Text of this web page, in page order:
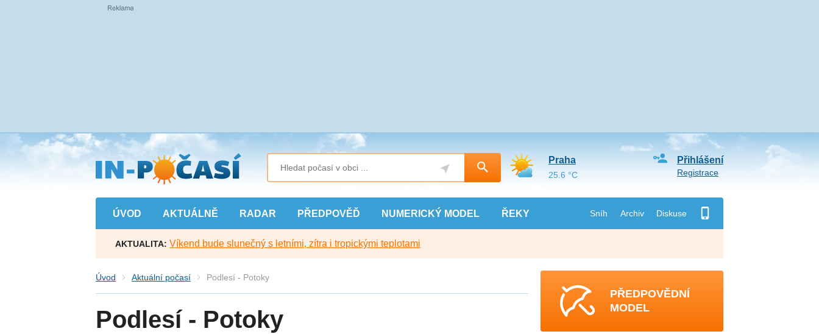
Přejít
na
hlavní
obsah
ÚVOD AKTUÁLNĚ RADAR PŘEDPOVĚĎ NUMERICKÝ MODEL ŘEKY Sníh Archiv Diskuse
Přihlášení
Registrace
Praha
25.6 °C
AKTUALITA: Víkend bude slunečný s letními, zítra i tropickými teplotami
Úvod Aktuální počasí Podlesí - Potoky
Podlesí - Potoky
PŘEDPOVĚDNÍ
MODEL